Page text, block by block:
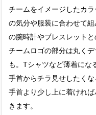
チームをイメージしたカ
の気分や服装に合わせて
の腕時計やブレスレットと
チームロゴの部分は丸く
も。Tシャツなど薄着にな
手首からチラ見せしたくな
手首より少し上に着けれ
きます。